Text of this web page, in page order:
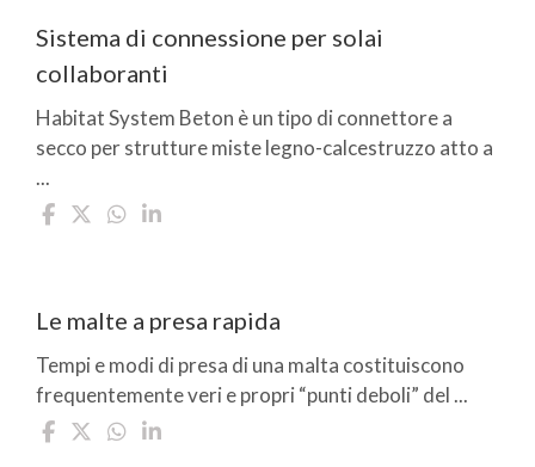
Sistema di connessione per solai
collaboranti
Habitat System Beton è un tipo di connettore a
secco per strutture miste legno-calcestruzzo atto a
...
Le malte a presa rapida
Tempi e modi di presa di una malta costituiscono
frequentemente veri e propri “punti deboli” del ...